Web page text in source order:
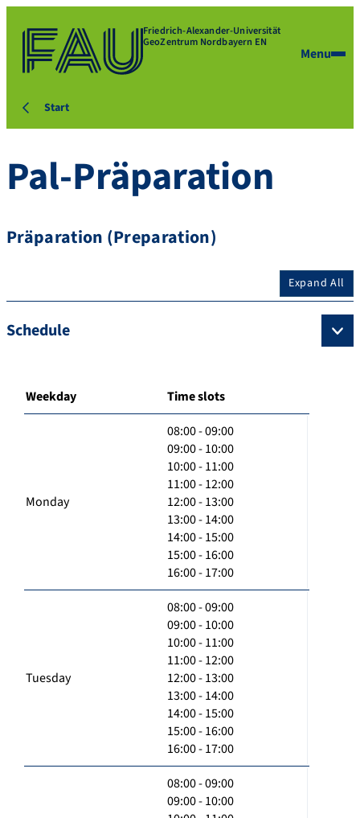
Friedrich-Alexander-Universität
GeoZentrum Nordbayern EN
Menu
Start
Pal-Präparation
Präparation (Preparation)
Expand All
Schedule
Weekday Time slots
Monday
08:00 - 09:00
09:00 - 10:00
10:00 - 11:00
11:00 - 12:00
12:00 - 13:00
13:00 - 14:00
14:00 - 15:00
15:00 - 16:00
16:00 - 17:00
Tuesday
08:00 - 09:00
09:00 - 10:00
10:00 - 11:00
11:00 - 12:00
12:00 - 13:00
13:00 - 14:00
14:00 - 15:00
15:00 - 16:00
16:00 - 17:00
08:00 - 09:00
09:00 - 10:00